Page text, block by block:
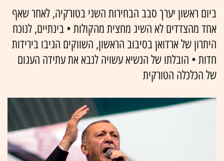
ביום ראשון יערך סבב הבחירות השני בטורקיה, לאחר שאף
אחד מהצדדים לא השיג מחצית מהקולות • בינתיים, לנוכח
היתרון של ארדואן בסיבוב הראשון, השווקים הגיבו בירידות
חדות • הובלתו של הנשיא עשויה לנבא את עתידה העגום
של הכלכלה הטורקית